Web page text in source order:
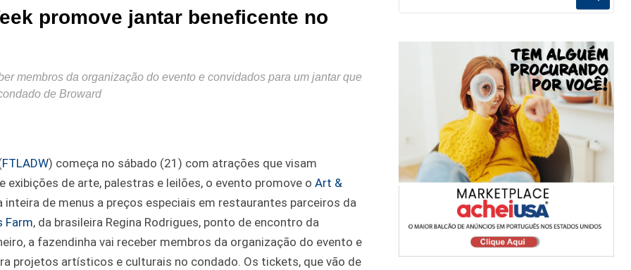
promove jantar beneficente no
membros da organização do evento e convidados para um jantar que
de Broward
FTLADW) começa no sábado (21) com atrações que visam
de arte, palestras e leilões, o evento promove o Art &
inteira de menus a preços especiais em restaurantes parceiros da
Farm, da brasileira Regina Rodrigues, ponto de encontro da
a fazendinha vai receber membros da organização do evento e
projetos artísticos e culturais no condado. Os tickets, que vão de